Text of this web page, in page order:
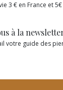
3 € en France et
à la
votre guide des